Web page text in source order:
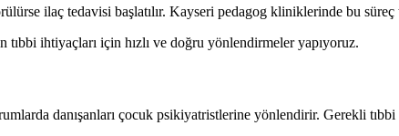
ilaç tedavisi başlatılır. Kayseri pedagog kliniklerinde bu
tıbbi ihtiyaçları için hızlı ve doğru yönlendirmeler yapıyoruz.
danışanları çocuk psikiyatristlerine yönlendirir. Gerekli tıbbi